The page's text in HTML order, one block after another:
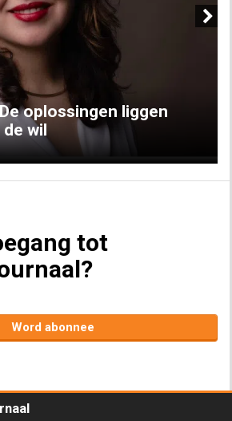
oplossingen liggen
de wil
tot
Word abonnee